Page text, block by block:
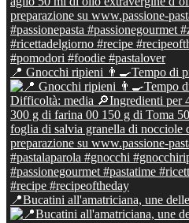
📍 Gnocchi ripieni 👨‍🍳Tempo di
📍Bucatini all'amatriciana, une